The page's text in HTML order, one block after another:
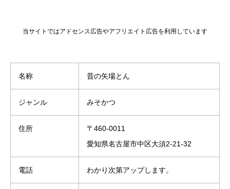
当サイトではアドセンス広告やアフリエイト広告を利用しています
名称 昔の矢場とん
ジャンル みそかつ
住所
〒460-0011
愛知県名古屋市中区大須2-21-32
電話 わかり次第アップします。